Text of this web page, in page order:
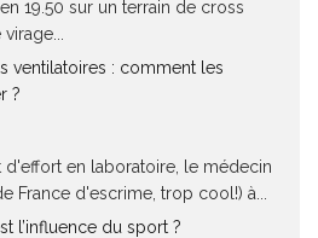
19.50 sur un terrain de cross
ventilatoires : comment les
?
d'effort en laboratoire, le médecin
France d'escrime, trop cool!) à...
l’influence du sport ?